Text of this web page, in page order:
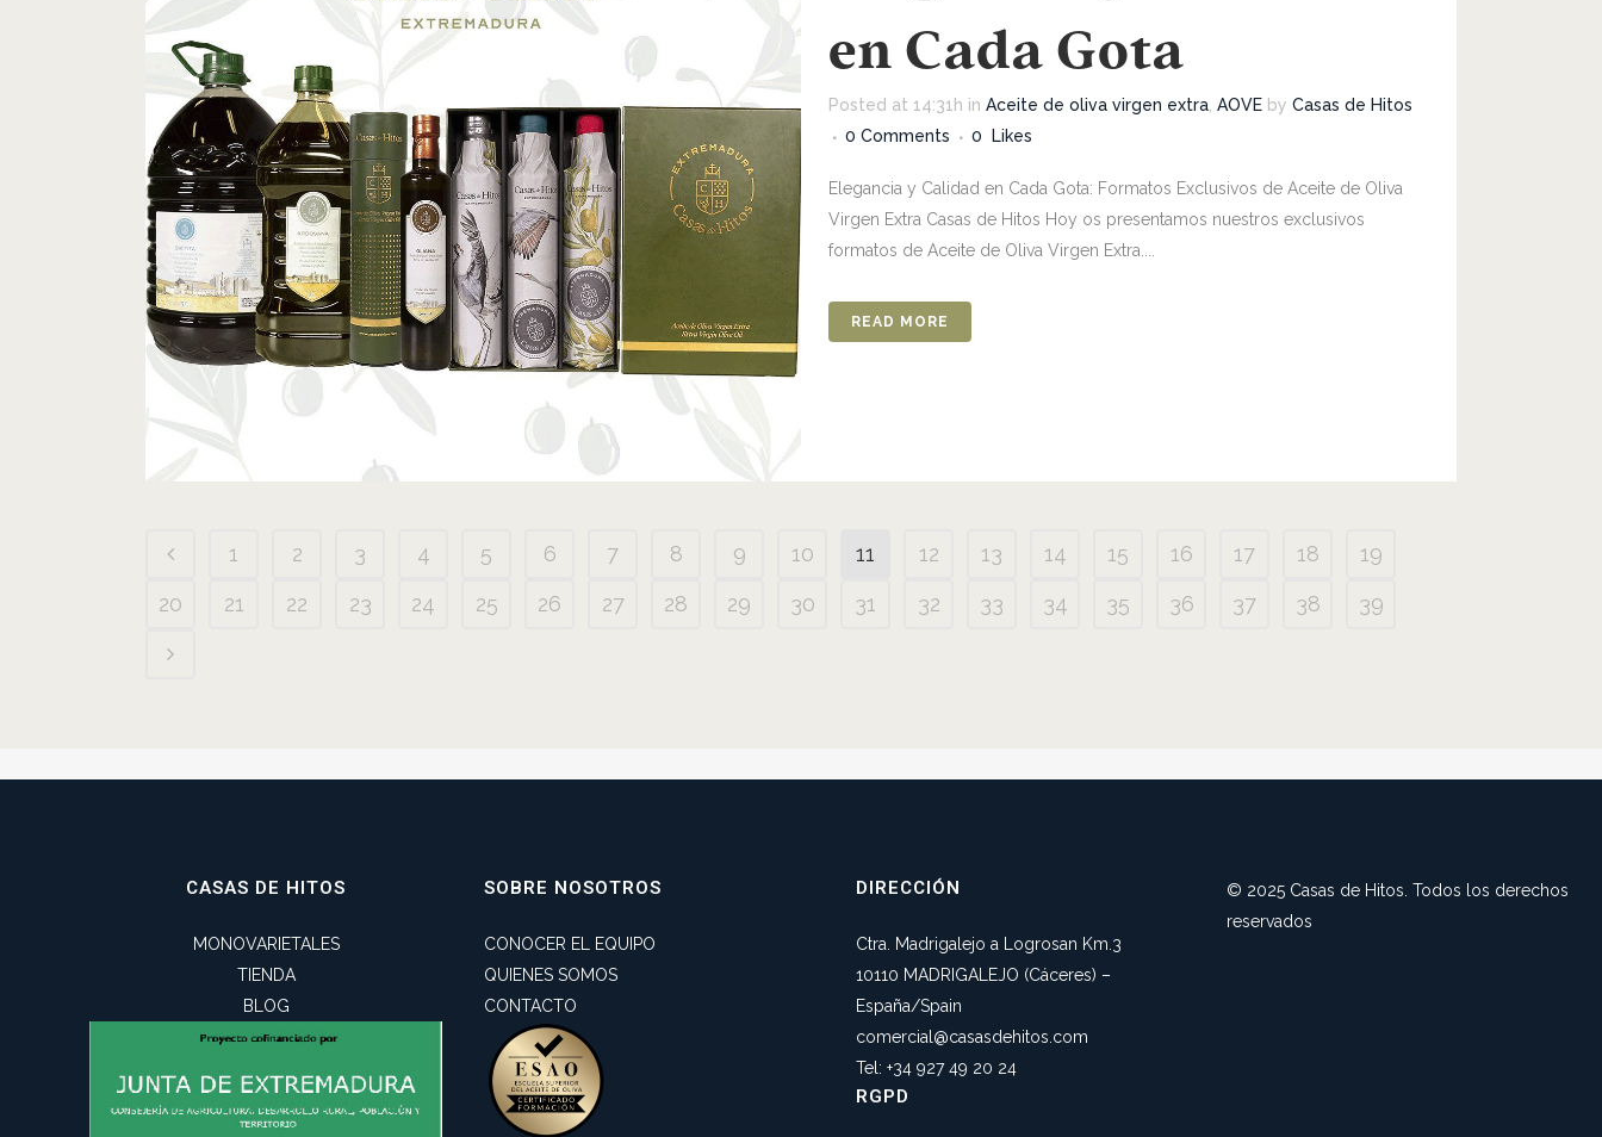
en Cada Gota
Posted at 14:31h in Aceite de oliva virgen extra AOVE by Casas de Hitos
0 Comments
0 Likes
Elegancia y Calidad en Cada Gota: Formatos Exclusivos de Aceite de Oliva
Virgen Extra Casas de Hitos Hoy os presentamos nuestros exclusivos
formatos de Aceite de Oliva Virgen Extra....
READ MORE
1 2 3 4 5 6 7 8 9 10 11 12 13 14 15 16 17 18
19
20
21 22 23 24 25 26 27 28 29 30 31 32 33 34 35 36 37 38 39
CASAS DE HITOS
MONOVARIETALES
TIENDA
BLOG
SOBRE NOSOTROS
CONOCER EL EQUIPO
QUIENES SOMOS
CONTACTO
DIRECCIÓN
Ctra. Madrigalejo a Logrosan Km.3
10110 MADRIGALEJO (Cáceres) –
España/Spain
comercial@casasdehitos.com
Tel: +34 927 49 20 24
RGPD
© 2025 Casas de Hitos. Todos los derechos
reservados